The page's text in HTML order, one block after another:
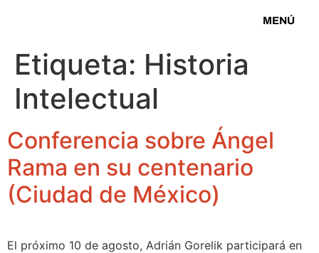
MENÚ
Etiqueta: Historia
Intelectual
Conferencia sobre Ángel
Rama en su centenario
(Ciudad de México)
El próximo 10 de agosto, Adrián Gorelik participará en